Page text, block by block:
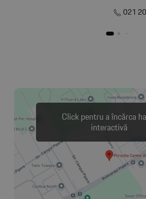
021
Click pentru a încărca
interactivă